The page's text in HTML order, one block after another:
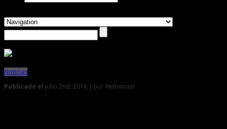
Noticias
Publicado el julio 2nd, 2018 | por Webmaster